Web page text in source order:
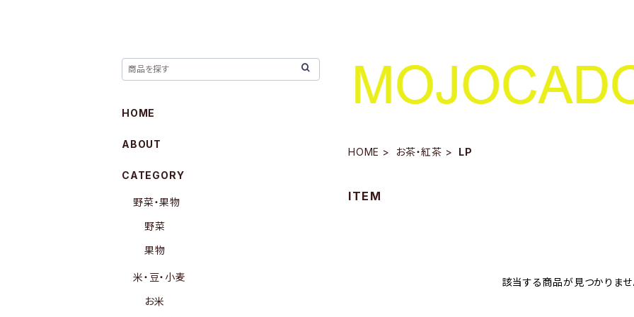
HOME お茶・紅茶 LP
ITEM
該当する商品が見つかりませ
HOME
ABOUT
CATEGORY
野菜・果物
野菜
果物
米・豆・小麦
お米